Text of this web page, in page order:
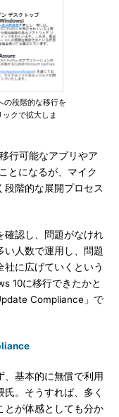
段階的な移行を
クで拡大しま
行可能なアプリやア
とになるが、マイク
段階的な展開プロセス
認し、問題がなけれ
い人数で運用し、問題
に広げていくという
10に移行できたかと
Compliance」で
基本的に無償で利用
。そうすれば、多く
とが体感としても分か